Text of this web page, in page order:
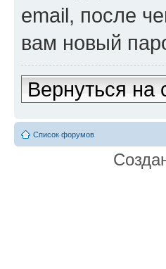
email, после
вам новый
Вернуться на
Список форумов